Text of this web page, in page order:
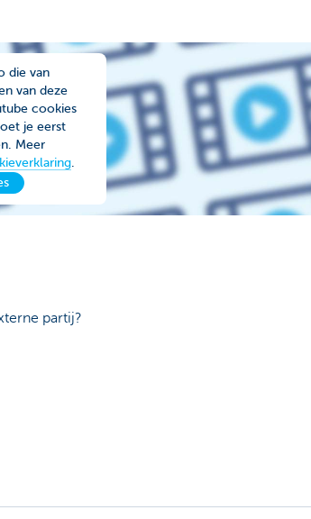
die van
van deze
cookies
je eerst
Meer
.
partij?